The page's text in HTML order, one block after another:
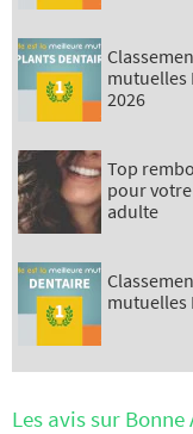
mutuelles
2026
Top
pour
adulte
mutuelles
Les avis sur Bonne